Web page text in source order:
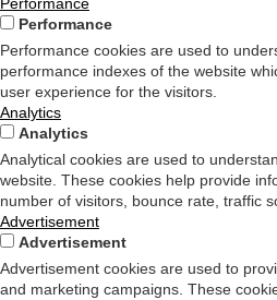
Performance
Performance cookies are used to
performance indexes of the website
user experience for the visitors.
Analytics
Analytics
Analytical cookies are used to
website. These cookies help provide
number of visitors, bounce rate, traffic
Advertisement
Advertisement
Advertisement cookies are used to
and marketing campaigns. These